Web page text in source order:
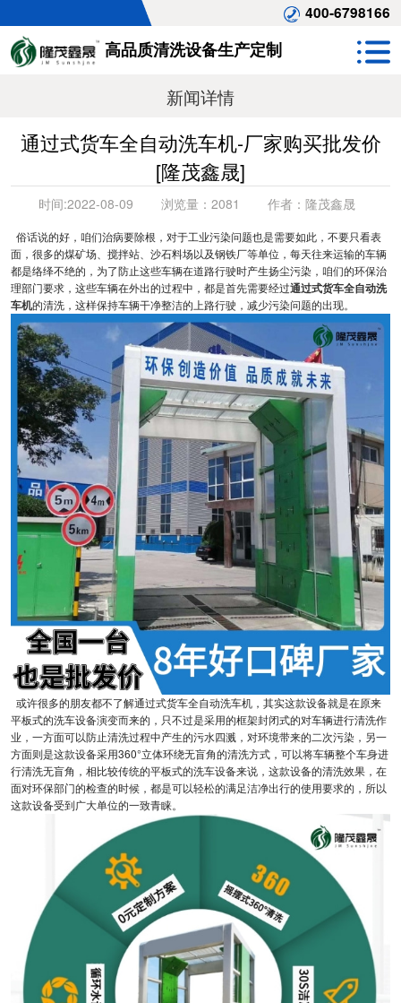
400-6798166
高品质清洗设备生产定制
新闻详情
通过式货车全自动洗车机-厂家购买批发价
[隆茂鑫晟]
时间:2022-08-09 浏览量： 2081 作者： 隆茂鑫晟
俗话说的好，咱们治病要除根，对于工业污染问题也是需要如此，不要只看表
面，很多的煤矿场、搅拌站、沙石料场以及钢铁厂等单位，每天往来运输的车辆
都是络绎不绝的，为了防止这些车辆在道路行驶时产生扬尘污染，咱们的环保治
理部门要求，这些车辆在外出的过程中，都是首先需要经过通过式货车全自动洗
车机的清洗，这样保持车辆干净整洁的上路行驶，减少污染问题的出现。
或许很多的朋友都不了解通过式货车全自动洗车机，其实这款设备就是在原来
平板式的洗车设备演变而来的，只不过是采用的框架封闭式的对车辆进行清洗作
业，一方面可以防止清洗过程中产生的污水四溅，对环境带来的二次污染，另一
方面则是这款设备采用360°立体环绕无盲角的清洗方式，可以将车辆整个车身进
行清洗无盲角，相比较传统的平板式的洗车设备来说，这款设备的清洗效果，在
面对环保部门的检查的时候，都是可以轻松的满足洁净出行的使用要求的，所以
这款设备受到广大单位的一致青睐。